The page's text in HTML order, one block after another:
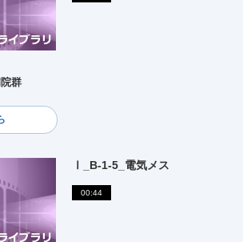
群
Ⅰ_B-1-5_電気メス
00:44